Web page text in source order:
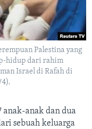
Palestina yang
hidup dari rahim
Israel di Rafah di
4).
anak-anak dan dua
sebuah keluarga